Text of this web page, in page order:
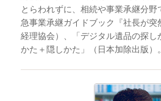
とらわれずに、相続や事業承継分
急事業承継ガイドブック『社長が突
経理協会）、「デジタル遺品の探し
かた＋隠しかた」（日本加除出版）。